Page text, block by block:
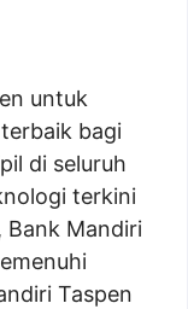
untuk
bagi
di seluruh
terkini
Bank Mandiri
Taspen